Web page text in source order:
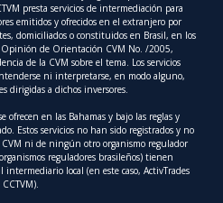
presta servicios de intermediación para
emitidos y ofrecidos en el extranjero por
domiciliados o constituidos en Brasil, en los
de Orientación CVM No. /2005,
de la CVM sobre el tema. Los servicios
ni interpretarse, en modo alguno,
dirigidas a dichos inversores.
ofrecen en las Bahamas y bajo las reglas y
Estos servicios no han sido registrados y no
ni de ningún otro organismo regulador
reguladores brasileños) tienen
local (en este caso, ActivTrades
CCTVM).